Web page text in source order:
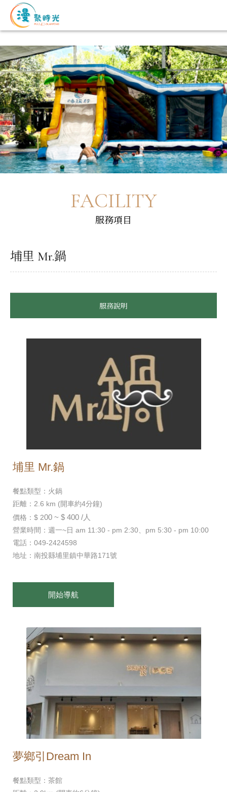
FACILITY
服務項目
埔里 Mr.鍋
服務說明
埔里 Mr.鍋
餐點類型：火鍋
距離：2.6 km (開車約4分鐘)
價格：$ 200 ~ $ 400 /人
營業時間：週一~日 am 11:30 - pm 2:30、pm 5:30 - pm 10:00
電話：049-2424598
地址：南投縣埔里鎮中華路171號
開始導航
夢鄉引Dream In
餐點類型：茶館